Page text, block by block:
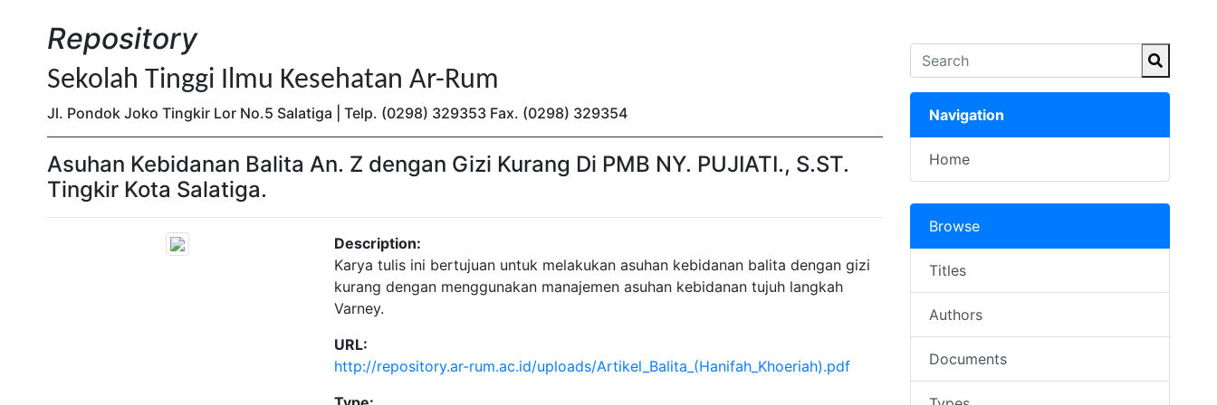
Repository
Sekolah Tinggi Ilmu Kesehatan Ar-Rum
Jl. Pondok Joko Tingkir Lor No.5 Salatiga | Telp. (0298) 329353 Fax. (0298) 329354
Asuhan Kebidanan Balita An. Z dengan Gizi Kurang Di PMB NY. PUJIATI., S.ST.
Tingkir Kota Salatiga.
Description:
Karya tulis ini bertujuan untuk melakukan asuhan kebidanan balita dengan gizi
kurang dengan menggunakan manajemen asuhan kebidanan tujuh langkah
Varney.
URL:
http://repository.ar-rum.ac.id/uploads/Artikel_Balita_(Hanifah_Khoeriah).pdf
Navigation
Home
Browse
Titles
Authors
Documents